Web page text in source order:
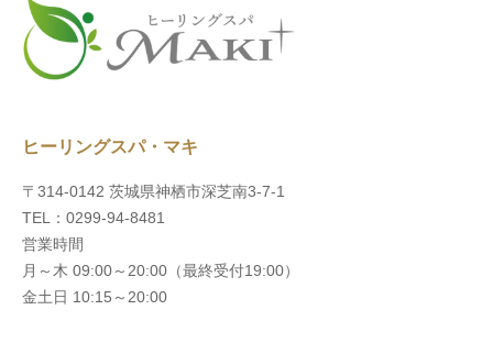
ヒーリングスパ・マキ
〒314-0142 茨城県神栖市深芝南3-7-1
TEL：0299-94-8481
営業時間
月～木 09:00～20:00（最終受付19:00）
金土日 10:15～20:00